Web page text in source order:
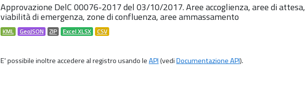
Approvazione DelC 00076-2017 del 03/10/2017. Aree accoglienza, aree di attesa,
viabilità di emergenza, zone di confluenza, aree ammassamento
KML GeoJSON ZIP Excel XLSX CSV
E' possibile inoltre accedere al registro usando leAPI(vediDocumentazione API).